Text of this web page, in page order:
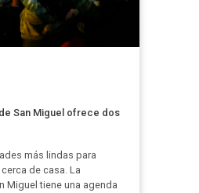
San Miguel ofrece dos
más lindas para
de casa. La
Miguel tiene una agenda